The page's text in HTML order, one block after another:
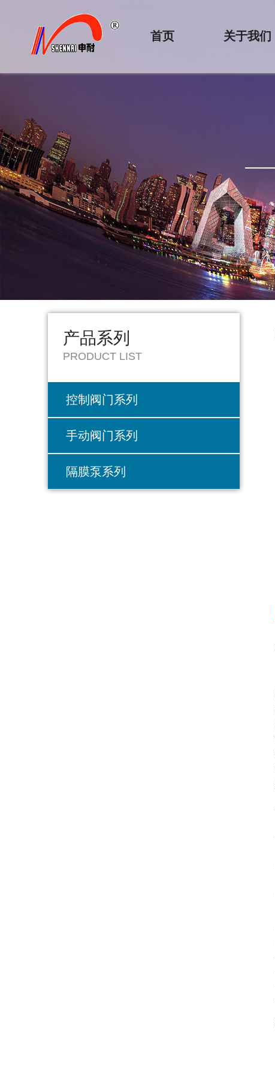
首页 关于我们
产品系列
PRODUCT LIST
控制阀门系列
手动阀门系列
隔膜泵系列